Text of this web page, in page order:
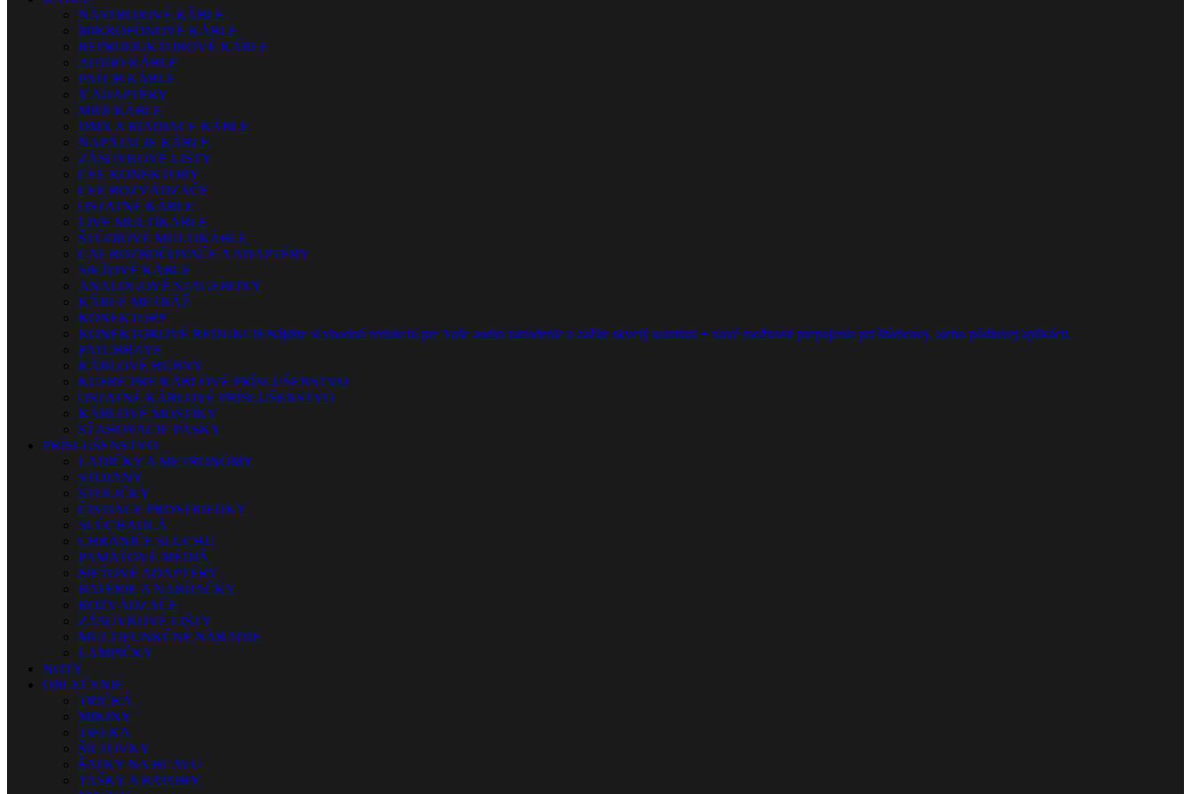
NÁSTROJOVÉ KÁBLE
MIKROFÓNOVÉ KÁBLE
REPRODUKTOROVÉ KÁBLE
AUDIO KÁBLE
PATCH KÁBLE
Y ADAPTÉRY
MIDI KÁBLE
DMX A RIADIACE KÁBLE
NAPÁJACIE KÁBLE
ZÁSUVKOVÉ LIŠTY
CEE KONEKTORY
CEE ROZVÁDZAČE
OSTATNÉ KÁBLE
LIVE MULTIKÁBLE
ŠTÚDIOVÉ MULTIKÁBLE
CAT ROZBOČOVAČE A ADAPTÉRY
SIEŤOVÉ KÁBLE
ANALÓGOVÉ STAGEBOXY
KÁBLE METRÁŽ
KONEKTORY
KONEKTOROVÉ REDUKCIENájdite si vhodnú redukciu pre Vaše audio zariadenie a zažite skvelý komfort + nové možnosti prepojenia pri štúdiovej, alebo pódiovej aplikácii.
PATCHBAYE
KÁBLOVÉ BUBNY
KUFRE PRE KÁBLOVÉ PRÍSLUŠENSTVO
OSTATNÉ KÁBLOVÉ PRÍSLUŠENSTVO
KÁBLOVÉ MOSTÍKY
SŤAHOVACIE PÁSKY
PRÍSLUŠENSTVO
LADIČKY A METRONÓMY
STOJANY
STOLIČKY
ČISTIACE PROSTRIEDKY
SLÚCHADLÁ
CHRÁNIČE SLUCHU
PAMÄŤOVÉ MÉDIÁ
SIEŤOVÉ ADAPTÉRY
BATÉRIE A NABÍJAČKY
ROZVÁDZAČE
ZÁSUVKOVÉ LIŠTY
MULTIFUNKČNÉ NÁRADIE
LAMPIČKY
NOTY
OBLEČENIE
TRIČKÁ
MIKINY
TIELKA
ŠILTOVKY
ŠATKY NA HLAVU
TAŠKY A BATOHY